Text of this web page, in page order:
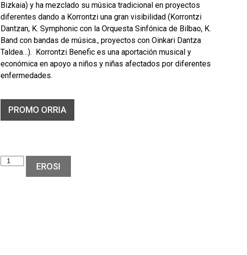
Bizkaia) y ha mezclado su música tradicional en proyectos
diferentes dando a Korrontzi una gran visibilidad (Korrontzi
Dantzan, K. Symphonic con la Orquesta Sinfónica de Bilbao, K.
Band con bandas de música., proyectos con Oinkari Dantza
Taldea…). Korrontzi Benefic es una aportación musical y
económica en apoyo a niños y niñas afectados por diferentes
enfermedades.
PROMO ORRIA
EROSI